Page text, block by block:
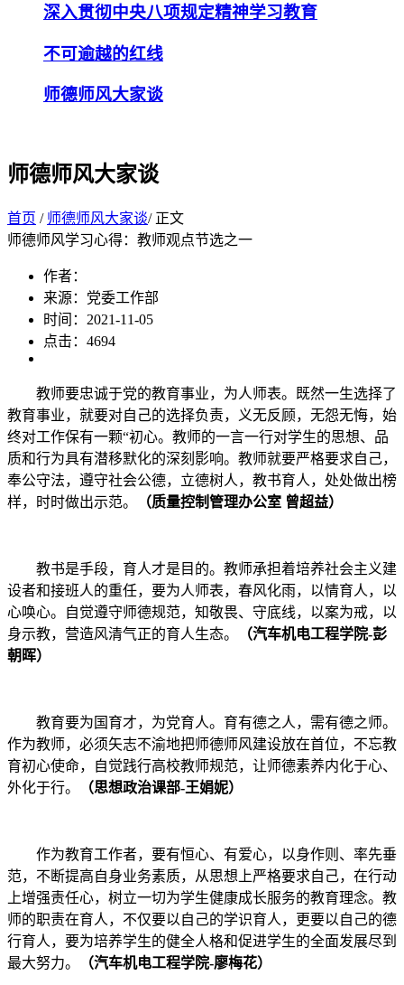
深入贯彻中央八项规定精神学习教育
不可逾越的红线
师德师风大家谈
师德师风大家谈
首页 / 师德师风大家谈/ 正文
师德师风学习心得：教师观点节选之一
作者：
来源：党委工作部
时间：2021-11-05
点击： 4694
教师要忠诚于党的教育事业，为人师表。既然一生选择了
教育事业，就要对自己的选择负责，义无反顾，无怨无悔，始
终对工作保有一颗“初心。教师的一言一行对学生的思想、品
质和行为具有潜移默化的深刻影响。教师就要严格要求自己，
奉公守法，遵守社会公德，立德树人，教书育人，处处做出榜
样，时时做出示范。
（质量控制管理办公室 曾超益）
教书是手段，育人才是目的。教师承担着培养社会主义建
设者和接班人的重任，要为人师表，春风化雨，以情育人，以
心唤心。自觉遵守师德规范，知敬畏、守底线，以案为戒，以
身示教，营造风清气正的育人生态。
（汽车机电工程学院-彭
朝晖）
教育要为国育才，为党育人。育有德之人，需有德之师。
作为教师，必须矢志不渝地把师德师风建设放在首位，不忘教
育初心使命，自觉践行高校教师规范，让师德素养内化于心、
外化于行。
（思想政治课部-王娟妮）
作为教育工作者，要有恒心、有爱心，以身作则、率先垂
范，不断提高自身业务素质，从思想上严格要求自己，在行动
上增强责任心，树立一切为学生健康成长服务的教育理念。教
师的职责在育人，不仅要以自己的学识育人，更要以自己的德
行育人，要为培养学生的健全人格和促进学生的全面发展尽到
最大努力。
（汽车机电工程学院-廖梅花）